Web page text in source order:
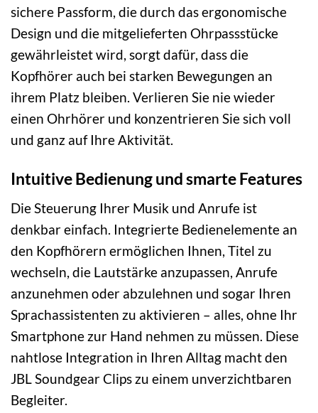
sichere Passform, die durch das ergonomische
Design und die mitgelieferten Ohrpassstücke
gewährleistet wird, sorgt dafür, dass die
Kopfhörer auch bei starken Bewegungen an
ihrem Platz bleiben. Verlieren Sie nie wieder
einen Ohrhörer und konzentrieren Sie sich voll
und ganz auf Ihre Aktivität.
Intuitive Bedienung und smarte Features
Die Steuerung Ihrer Musik und Anrufe ist
denkbar einfach. Integrierte Bedienelemente an
den Kopfhörern ermöglichen Ihnen, Titel zu
wechseln, die Lautstärke anzupassen, Anrufe
anzunehmen oder abzulehnen und sogar Ihren
Sprachassistenten zu aktivieren – alles, ohne Ihr
Smartphone zur Hand nehmen zu müssen. Diese
nahtlose Integration in Ihren Alltag macht den
JBL Soundgear Clips zu einem unverzichtbaren
Begleiter.